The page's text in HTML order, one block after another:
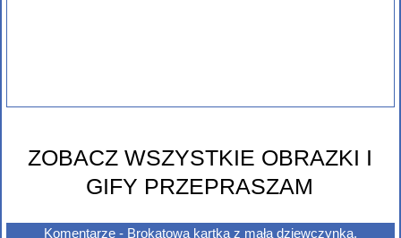
ZOBACZ WSZYSTKIE OBRAZKI I
GIFY PRZEPRASZAM
Komentarze - Brokatowa kartka z małą dziewczynką,